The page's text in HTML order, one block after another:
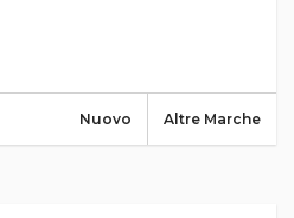
Altre Marche
Nuovo